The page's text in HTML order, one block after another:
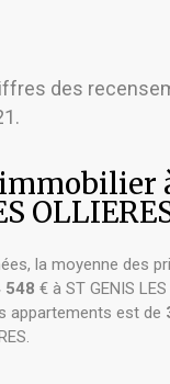
des
la moyenne des
548 € à ST GENIS LES
appartements est de